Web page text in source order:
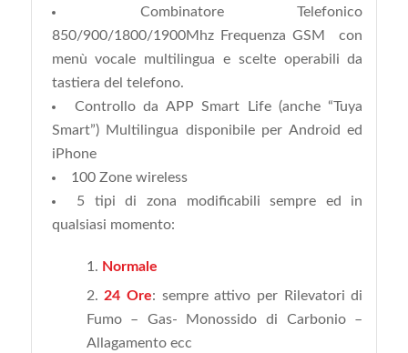
Combinatore Telefonico
850/900/1800/1900Mhz Frequenza GSM con
menù vocale multilingua e scelte operabili da
tastiera del telefono.
Controllo da APP Smart Life (anche “Tuya
Smart”) Multilingua disponibile per Android ed
iPhone
100 Zone wireless
5 tipi di zona modificabili sempre ed in
qualsiasi momento:
Normale
24 Ore: sempre attivo per Rilevatori di
Fumo – Gas- Monossido di Carbonio –
Allagamento ecc